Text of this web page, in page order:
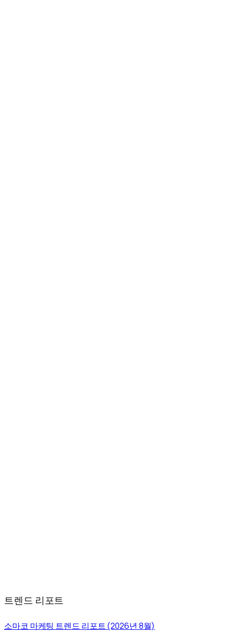
트렌드 리포트
소마코 마케팅 트렌드 리포트 (2026년 8월)